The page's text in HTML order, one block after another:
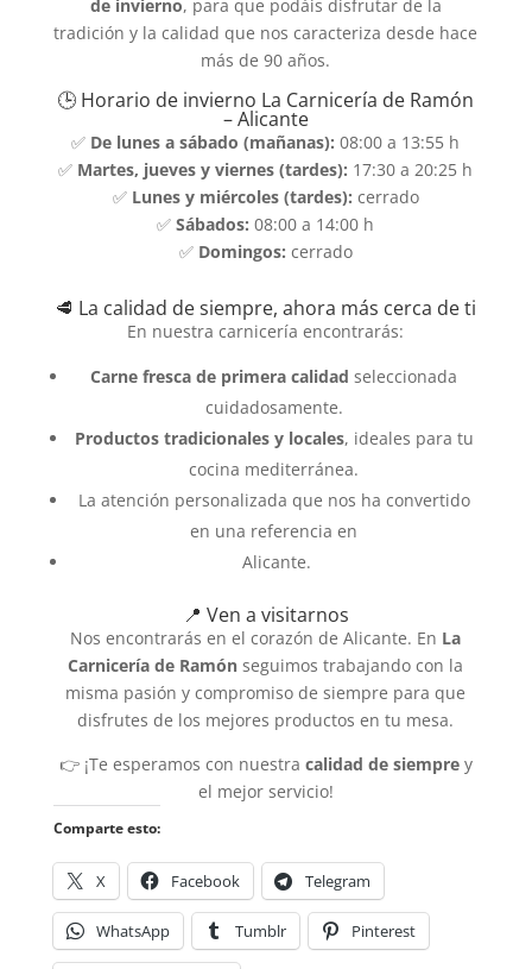
de invierno, para que podáis disfrutar de la
tradición y la calidad que nos caracteriza desde hace
más de 90 años.
🕒 Horario de invierno La Carnicería de Ramón
– Alicante
✅ De lunes a sábado (mañanas): 08:00 a 13:55 h
✅ Martes, jueves y viernes (tardes): 17:30 a 20:25 h
✅ Lunes y miércoles (tardes): cerrado
✅Sábados: 08:00 a 14:00 h
✅ Domingos: cerrado
🥩 La calidad de siempre, ahora más cerca de ti
En nuestra carnicería encontrarás:
Carne fresca de primera calidad seleccionada
cuidadosamente.
Productos tradicionales y locales, ideales para tu
cocina mediterránea.
La atención personalizada que nos ha convertido
en una referencia en
Alicante.
📍 Ven a visitarnos
Nos encontrarás en el corazón de Alicante. En La
Carnicería de Ramón seguimos trabajando con la
misma pasión y compromiso de siempre para que
disfrutes de los mejores productos en tu mesa.
👉 ¡Te esperamos con nuestra calidad de siemprey
el mejor servicio!
Comparte esto:
X Facebook Telegram
WhatsApp Tumblr Pinterest